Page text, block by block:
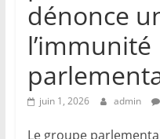
dénonce
l’immunité
juin 1, 2026 admin
Le groupe